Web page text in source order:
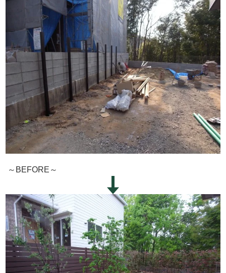
～BEFORE～